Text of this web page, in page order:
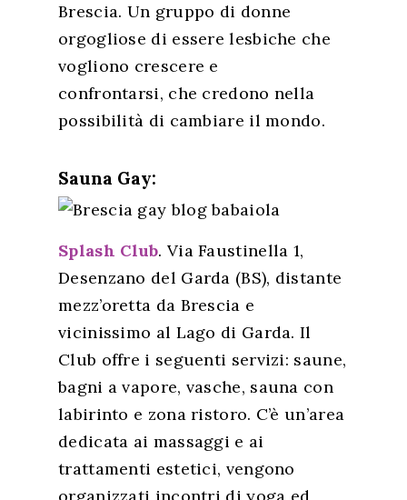
Brescia. Un gruppo di donne
orgogliose di essere lesbiche che
vogliono crescere e
confrontarsi, che credono nella
possibilità di cambiare il mondo.
Sauna Gay:
Splash Club. Via Faustinella 1,
Desenzano del Garda (BS), distante
mezz’oretta da Brescia e
vicinissimo al Lago di Garda. Il
Club offre i seguenti servizi: saune,
bagni a vapore, vasche, sauna con
labirinto e zona ristoro. C’è un’area
dedicata ai massaggi e ai
trattamenti estetici, vengono
Homepage
Lifestyle
Viaggi
Italia
Curiosità